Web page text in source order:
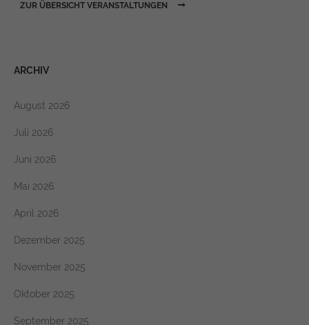
ARCHIV
August 2026
Juli 2026
Juni 2026
Mai 2026
April 2026
Dezember 2025
November 2025
Oktober 2025
September 2025
ZUR ÜBERSICHT VERANSTALTUNGEN